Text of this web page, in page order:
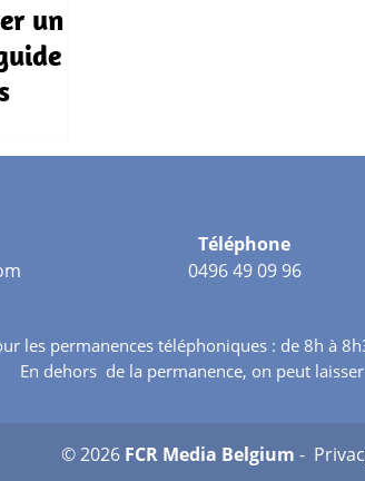
un
Téléphone
0496 49 09 96
les permanences téléphoniques : de 8h à
En dehors de la permanence, on peut
© 2026 FCR Media Belgium -